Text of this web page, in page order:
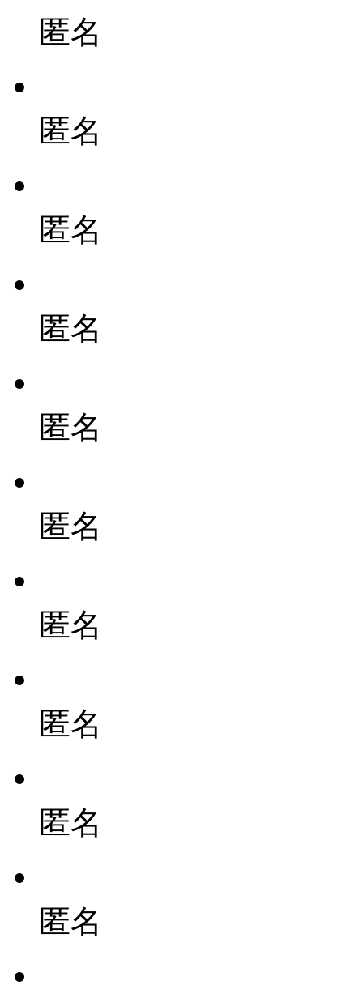
匿名
匿名
匿名
匿名
匿名
匿名
匿名
匿名
匿名
匿名